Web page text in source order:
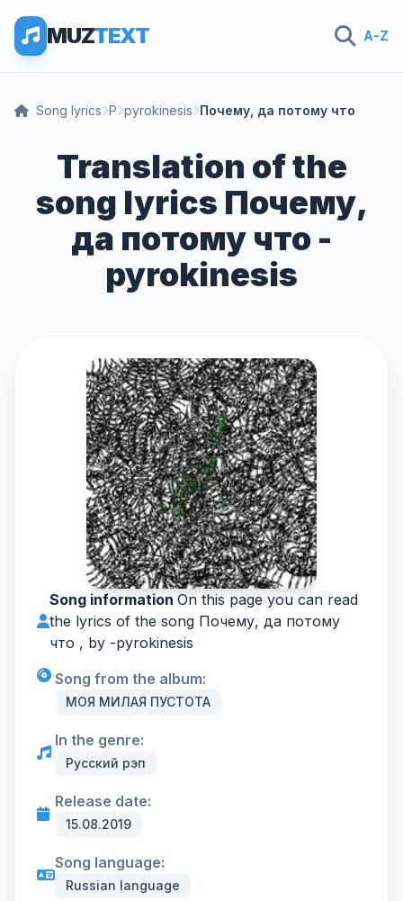
MUZTEXT A-Z
Song lyrics P pyrokinesis Почему, да потому что
Translation of the
song lyrics Почему,
да потому что -
pyrokinesis
Song information On this page you can read
the lyrics of the song Почему, да потому
что , by -pyrokinesis
Song from the album:
МОЯ МИЛАЯ ПУСТОТА
In the genre:
Русский рэп
Release date:
15.08.2019
Song language:
Russian language